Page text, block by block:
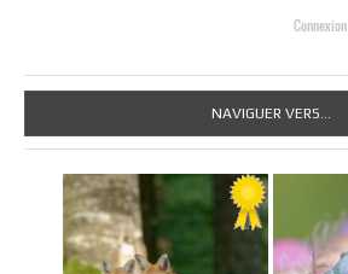
Connexion
NAVIGUER VERS...